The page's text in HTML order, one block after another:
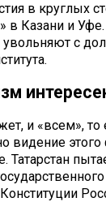
в круглых
в Казани и
увольняют с
и «всем», то
видение
Татарстан